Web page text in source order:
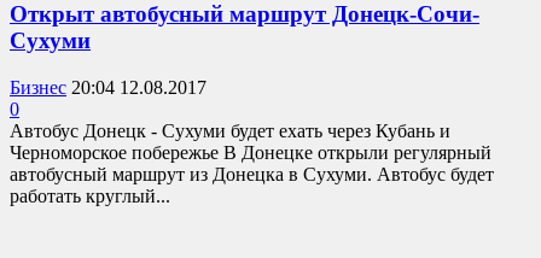
Открыт автобусный маршрут Донецк-Сочи-
Сухуми
Бизнес 20:04 12.08.2017
0
Автобус Донецк - Сухуми будет ехать через Кубань и
Черноморское побережье В Донецке открыли регулярный
автобусный маршрут из Донецка в Сухуми. Автобус будет
работать круглый...